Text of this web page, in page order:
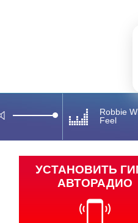
Robbie
Feel
УСТАНОВИТЬ
АВТОРАДИО